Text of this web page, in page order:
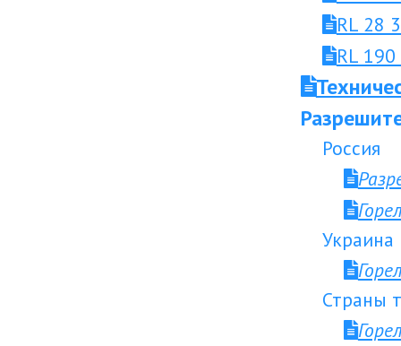
RL 28
RL 190
Россия
Украина
Страны